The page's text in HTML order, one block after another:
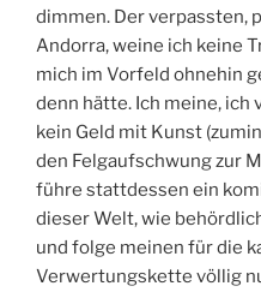
dimmen. Der verpassten,
Andorra, weine ich keine
mich im Vorfeld ohnehin
denn hätte. Ich meine, ich
kein Geld mit Kunst
den Felgaufschwung zur
führe stattdessen ein
dieser Welt, wie
und folge meinen für die
Verwertungskette völlig